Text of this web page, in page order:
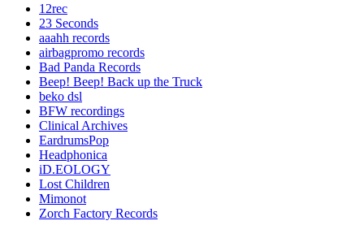
12rec
23 Seconds
aaahh records
airbagpromo records
Bad Panda Records
Beep! Beep! Back up the Truck
beko dsl
BFW recordings
Clinical Archives
EardrumsPop
Headphonica
iD.EOLOGY
Lost Children
Mimonot
Zorch Factory Records